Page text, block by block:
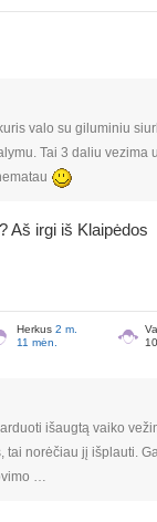
valo su giluminiu
Tai 3 daliu vezima
Aš irgi iš Klaipėdos
Herkus 2 m.
11 mėn.
išaugtą vaiko
tai norėčiau jį išplauti.
…